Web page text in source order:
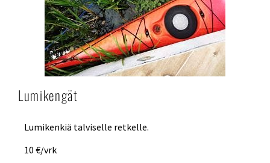
Lumikengät
Lumikenkiä talviselle retkelle.
10 €/vrk